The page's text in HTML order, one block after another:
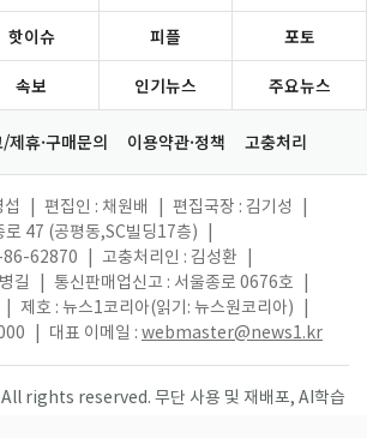
핫이슈 피플 포토
속보 인기뉴스 주요뉴스
제휴·구매문의 이용약관·정책 고충처리
편집인 : 채원배 편집국장 : 김기성
로 47 (공평동,SC빌딩17층)
86-62870
고충처리인 : 김성환
길
통신판매업신고 : 서울종로 0676호
제호 : 뉴스1코리아(읽기: 뉴스원코리아)
대표 이메일 : webmaster@news1.kr
rights reserved. 무단 사용 및 재배포, AI학습